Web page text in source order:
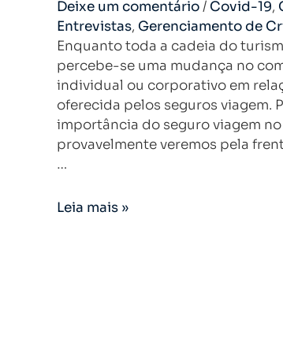
Deixe um comentário/ Covid-19,
Entrevistas, Gerenciamento de
Enquanto toda a cadeia do
percebe-se uma mudança no
individual ou corporativo em
oferecida pelos seguros viagem.
importância do seguro viagem
provavelmente veremos pela
…
Leia mais »